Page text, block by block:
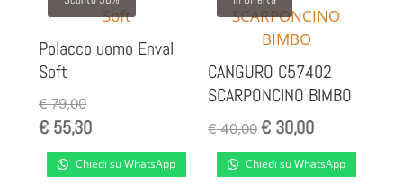
Polacco uomo Enval
Soft
€79,00
€55,30
Chiedi su WhatsApp
CANGURO C57402
SCARPONCINO BIMBO
€40,00Il
prezzo
originale
€ 30,00Il
prezzo
attuale
Chiedi su WhatsApp